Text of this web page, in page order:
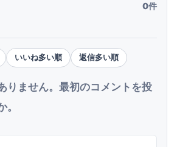
0件
いいね多い順 返信多い順
りません。最初のコメントを投